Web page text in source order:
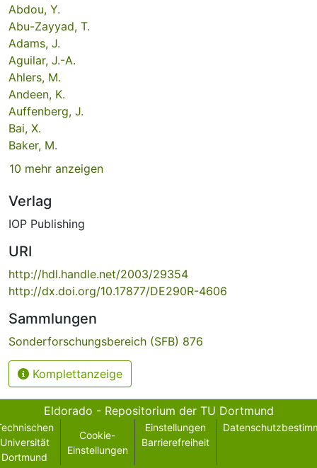
Abdou, Y.
Abu-Zayyad, T.
Adams, J.
Aguilar, J.-A.
Ahlers, M.
Andeen, K.
Auffenberg, J.
Bai, X.
Baker, M.
10 mehr anzeigen
Verlag
IOP Publishing
URI
http://hdl.handle.net/2003/29354
http://dx.doi.org/10.17877/DE290R-4606
Sammlungen
Sonderforschungsbereich (SFB) 876
Komplettanzeige
Eldorado - Repositorium der TU Dortmund
Universität
Dortmund
Cookie-
Einstellungen
Einstellungen
Barrierefreiheit